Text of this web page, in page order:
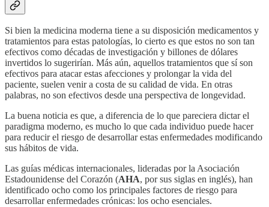
Si bien la medicina moderna tiene a su disposición medicamentos y
tratamientos para estas patologías, lo cierto es que estos no son tan
efectivos como décadas de investigación y billones de dólares
invertidos lo sugerirían. Más aún, aquellos tratamientos que sí son
efectivos para atacar estas afecciones y prolongar la vida del
paciente, suelen venir a costa de su calidad de vida. En otras
palabras, no son efectivos desde una perspectiva de longevidad.
La buena noticia es que, a diferencia de lo que pareciera dictar el
paradigma moderno, es mucho lo que cada individuo puede hacer
para reducir el riesgo de desarrollar estas enfermedades modificando
sus hábitos de vida.
Las guías médicas internacionales, lideradas por la Asociación
Estadounidense del Corazón (AHA, por sus siglas en inglés), han
identificado ocho como los principales factores de riesgo para
desarrollar enfermedades crónicas: los ocho esenciales.